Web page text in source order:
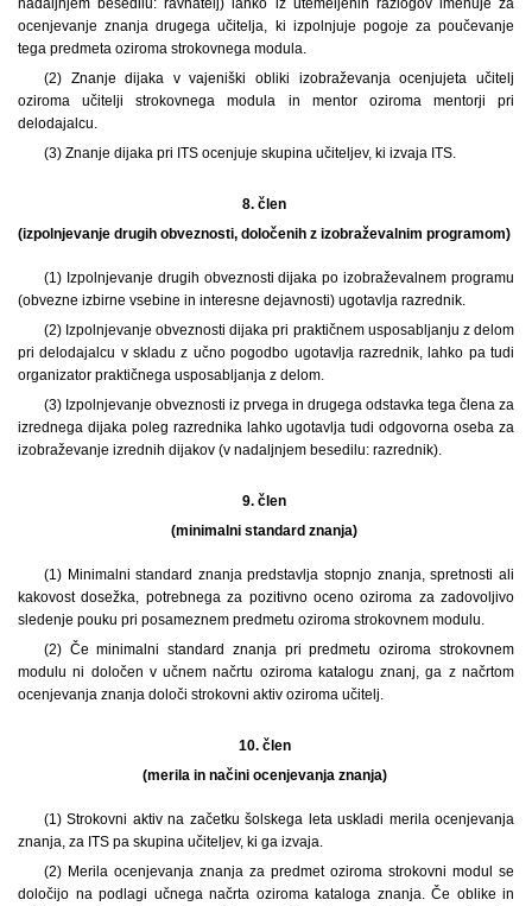
nadaljnjem besedilu: ravnatelj) lahko iz utemeljenih razlogov imenuje za
ocenjevanje znanja drugega učitelja, ki izpolnjuje pogoje za poučevanje
tega predmeta oziroma strokovnega modula.
(2) Znanje dijaka v vajeniški obliki izobraževanja ocenjujeta učitelj
oziroma učitelji strokovnega modula in mentor oziroma mentorji pri
delodajalcu.
(3) Znanje dijaka pri ITS ocenjuje skupina učiteljev, ki izvaja ITS.
8. člen
(izpolnjevanje drugih obveznosti, določenih z izobraževalnim programom)
(1) Izpolnjevanje drugih obveznosti dijaka po izobraževalnem programu
(obvezne izbirne vsebine in interesne dejavnosti) ugotavlja razrednik.
(2) Izpolnjevanje obveznosti dijaka pri praktičnem usposabljanju z delom
pri delodajalcu v skladu z učno pogodbo ugotavlja razrednik, lahko pa tudi
organizator praktičnega usposabljanja z delom.
(3) Izpolnjevanje obveznosti iz prvega in drugega odstavka tega člena za
izrednega dijaka poleg razrednika lahko ugotavlja tudi odgovorna oseba za
izobraževanje izrednih dijakov (v nadaljnjem besedilu: razrednik).
9. člen
(minimalni standard znanja)
(1) Minimalni standard znanja predstavlja stopnjo znanja, spretnosti ali
kakovost dosežka, potrebnega za pozitivno oceno oziroma za zadovoljivo
sledenje pouku pri posameznem predmetu oziroma strokovnem modulu.
(2) Če minimalni standard znanja pri predmetu oziroma strokovnem
modulu ni določen v učnem načrtu oziroma katalogu znanj, ga z načrtom
ocenjevanja znanja določi strokovni aktiv oziroma učitelj.
10. člen
(merila in načini ocenjevanja znanja)
(1) Strokovni aktiv na začetku šolskega leta uskladi merila ocenjevanja
znanja, za ITS pa skupina učiteljev, ki ga izvaja.
(2) Merila ocenjevanja znanja za predmet oziroma strokovni modul se
določijo na podlagi učnega načrta oziroma kataloga znanja. Če oblike in